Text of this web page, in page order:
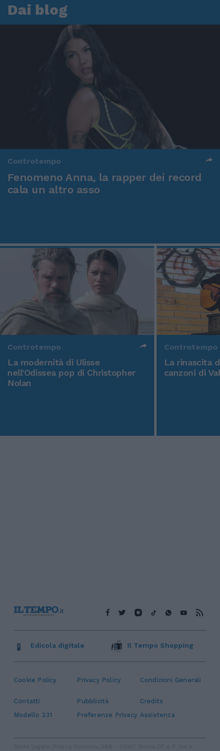
Dai blog
Controtempo
Fenomeno Anna, la rapper dei record
cala un altro asso
Controtempo
La modernità di Ulisse
nell'Odissea pop di Christopher
Nolan
Controtempo
La rinascita
canzoni di
Cookie Policy Privacy Policy Condizioni Generali
Contatti Pubblicità
Credits
Modello 231
Preferenze Privacy Assistenza
Edicola digitale Il Tempo Shopping